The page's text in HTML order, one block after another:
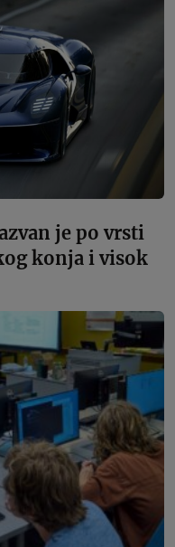
je po vrsti
konja i visok